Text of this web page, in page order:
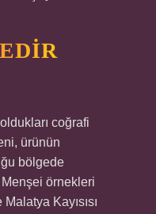
coğrafi
ürünün
bölgede
örnekleri
Kayısısı